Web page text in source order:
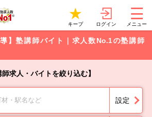
キープ ログイン メニュー
】塾講師バイト｜求人数No.1の塾講師
師求人・バイトを絞り込む】
材・駅名など 設定